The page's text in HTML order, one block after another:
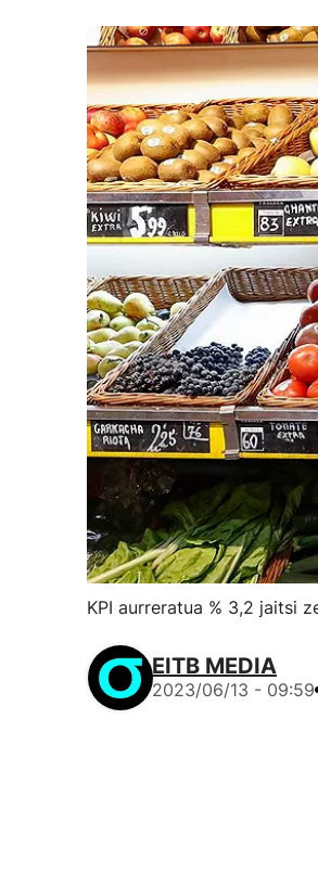
KPI aurreratua % 3,2 jaitsi
EITB MEDIA
2023/06/13 - 09:59